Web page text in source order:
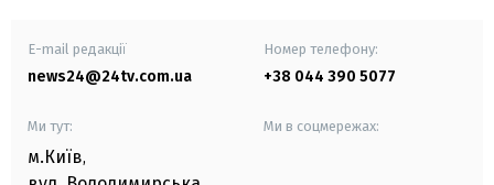
E-mail редакції
news24@24tv.com.ua
Номер телефону:
+38 044 390 5077
Ми тут:
м.Київ,
Ми в соцмережах: